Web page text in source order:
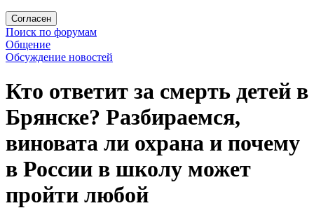
Согласен
Поиск по форумам
Общение
Обсуждение новостей
Кто ответит за смерть детей в
Брянске? Разбираемся,
виновата ли охрана и почему
в России в школу может
пройти любой